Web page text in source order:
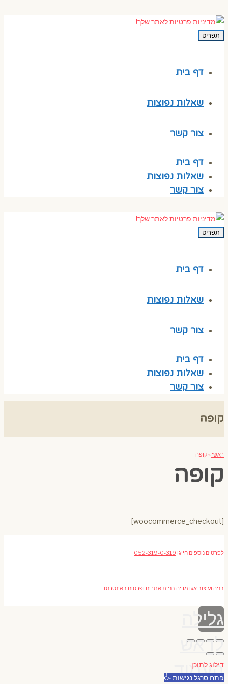
תפריט
דף בית
שאלות נפוצות
צור קשר
דף בית
שאלות נפוצות
צור קשר
תפריט
דף בית
שאלות נפוצות
צור קשר
דף בית
שאלות נפוצות
צור קשר
קופה
ראשי »קופה
קופה
[woocommerce_checkout]
לפרטים נוספים חייגו 052-319-0-319
בניה ועיצובאגו מדיה בניית אתרים ופרסום באינטרנט
גלילה
לראש
העמוד
דילוג לתוכן
פתח סרגל נגישות